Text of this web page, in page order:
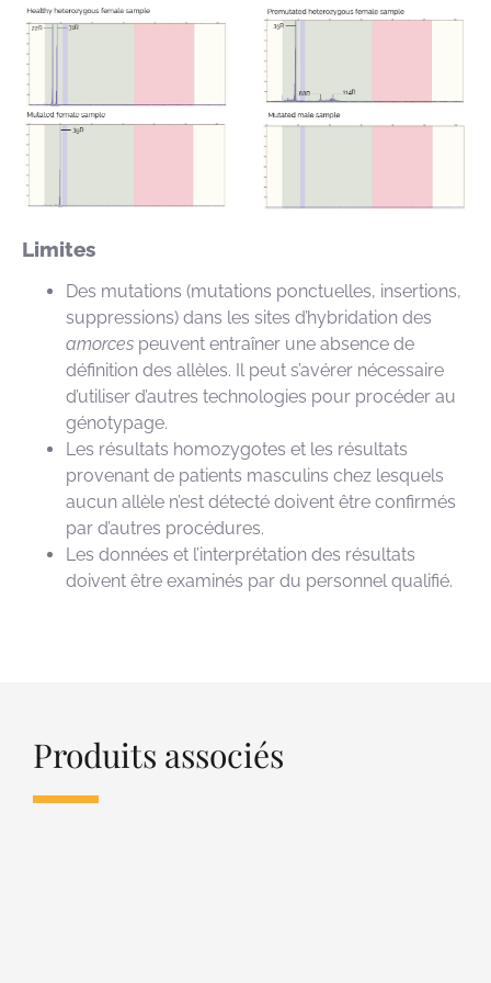
Limites
Des mutations (mutations ponctuelles, insertions,
suppressions) dans les sites d’hybridation des
amorces peuvent entraîner une absence de
définition des allèles. Il peut s’avérer nécessaire
d’utiliser d’autres technologies pour procéder au
génotypage.
Les résultats homozygotes et les résultats
provenant de patients masculins chez lesquels
aucun allèle n’est détecté doivent être confirmés
par d’autres procédures.
Les données et l’interprétation des résultats
doivent être examinés par du personnel qualifié.
Produits associés